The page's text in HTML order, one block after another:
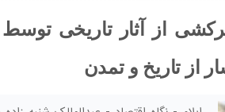
امسال ۲۴۵ مورد سرکشی از آثار
از تاریخ و تمدن